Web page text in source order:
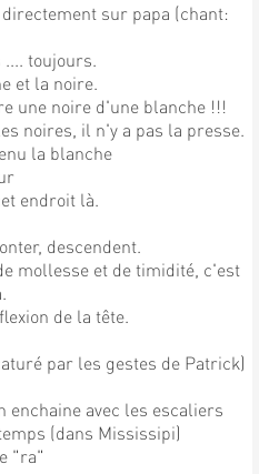
sur papa (chant:
toujours.
et la noire.
une noire d'une blanche !!!
noires, il n'y a pas la presse.
la blanche
endroit là.
descendent.
mollesse et de timidité, c'est
de la tête.
par les gestes de Patrick)
enchaine avec les escaliers
(dans Mississipi)
"ra"